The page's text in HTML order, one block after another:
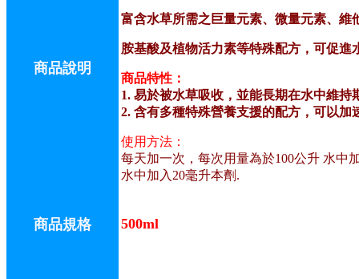
商品說明
富含水草所需之巨量元素、微量元素、維
胺基酸及植物活力素等特殊配方，可促
商品特性：
1. 易於被水草吸收，並能長期在水中維持
2. 含有多種特殊營養支援的配方，可以加
使用方法：
每天加一次，每次用量為於100公升 水中
水中加入20毫升本劑.
商品規格 500ml